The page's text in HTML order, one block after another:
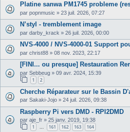
Platine sanwa PM1745 probleme
par popnmusic » 23 juil. 2026, 07:27
N’styl - tremblement image
par darby_krack » 26 juil. 2026, 00:00
NVS-4000 / NVS-4000-01 Support
par christ88 » 08 nov. 2023, 22:17
[FINI... ou presque] Restauration
par Sebbeug » 09 avr. 2024, 15:39
1 2
Cherche Réparateur sur le Bassin
par Sakaki-Jojo » 24 juil. 2026, 09:38
Raspberry Pi vers DMD - RPI2DMD
par aje_fr » 25 janv. 2019, 19:38
1 … 161 162 163 164